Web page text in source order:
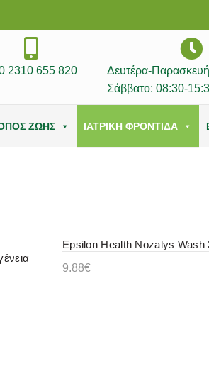
2310 655 820
Δευτέρα-
Σάββατο: 08:30-
ΖΩΗΣ ΙΑΤΡΙΚΗ ΦΡΟΝΤΙΔΑ
Epsilon Health Nozalys Wash
9.88€